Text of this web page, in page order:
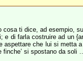
ti dice, ad esempio,
e di farla costruire ad un
aspettare che lui si metta
finche’ si spostano da soli